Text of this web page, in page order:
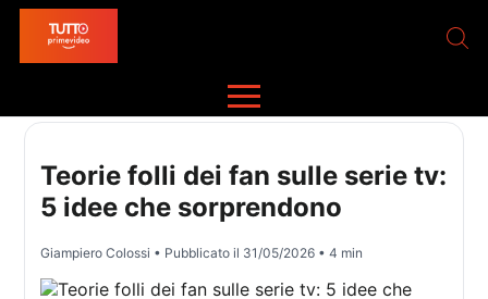
Teorie folli dei fan sulle serie tv:
5 idee che sorprendono
Giampiero Colossi • Pubblicato il 31/05/2026 • 4 min